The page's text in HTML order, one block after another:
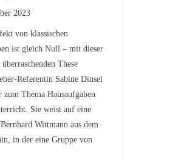
2023
von klassischen
ist gleich Null – mit dieser
These
Referentin Sabine Dinsel
zum Thema Hausaufgaben
Sie weist auf eine
Wittmann aus dem
in der eine Gruppe von